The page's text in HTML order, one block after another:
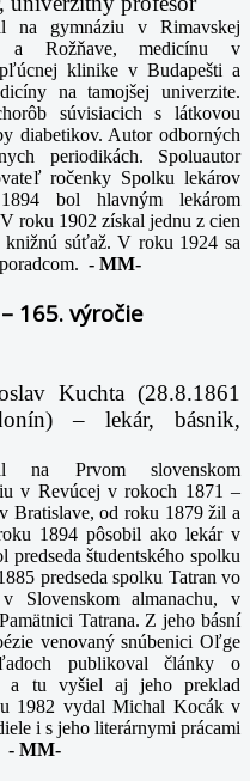
na gymnáziu v Rimavskej
a Rožňave, medicínu v
klinike v Budapešti a
na tamojšej univerzite.
súvisiacich s látkovou
diabetikov. Autor odborných
periodikách. Spoluautor
ročenky Spolku lekárov
bol hlavným lekárom
roku 1902 získal jednu z cien
súťaž. V roku 1924 sa
- MM-
165. výročie
Kuchta (28.8.1861
– lekár, básnik,
na Prvom slovenskom
v Revúcej v rokoch 1871 –
Bratislave, od roku 1879 žil a
1894 pôsobil ako lekár v
študentského spolku
predseda spolku Tatran vo
Slovenskom almanachu, v
Tatrana. Z jeho básní
venovaný snúbenici Oľge
publikoval články o
a tu vyšiel aj jeho preklad
1982 vydal Michal Kocák v
i s jeho literárnymi prácami
- MM-